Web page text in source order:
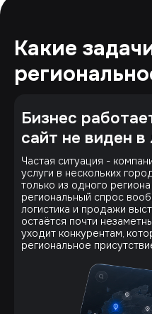
Какие
Бизнес
сайт не виден
Частая ситуация -
услуги в нескольких
только из одного
региональный спрос
логистика и продажи
остаётся почти
уходит конкурентам,
региональное